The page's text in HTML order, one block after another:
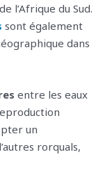
l’Afrique du Sud.
sont également
dans
entre les eaux
un
rorquals,